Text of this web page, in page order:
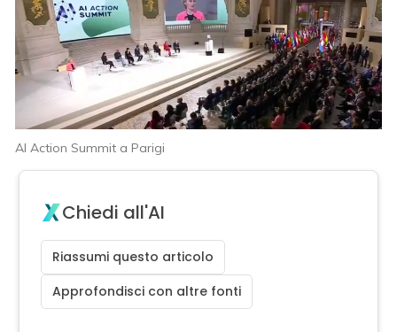
AI Action Summit a Parigi
Chiedi all'AI
Riassumi questo articolo
Approfondisci con altre fonti